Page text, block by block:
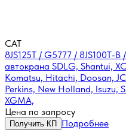
CAT
8JS125T / G5777 / 8JS100T-
автокрана SDLG, Shantui,
Komatsu, Hitachi, Doosan,
Perkins, New Holland, Isuzu,
XGMA,
Цена по запросу
Получить КП Подробнее